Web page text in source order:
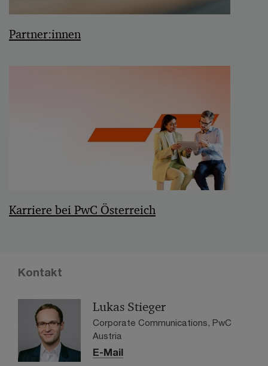
Partner:innen
Karriere bei PwC Österreich
Kontakt
Lukas Stieger
Corporate Communications, PwC
Austria
E-Mail